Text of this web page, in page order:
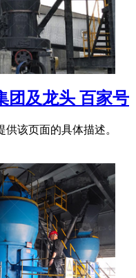
团及龙头 百家号
该页面的具体描述。